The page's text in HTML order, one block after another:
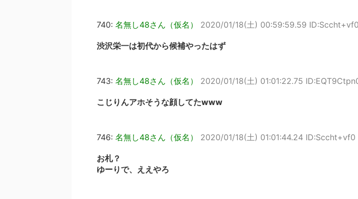
740: 名無し48さん（仮名） 2020/01/18(土) 00:59:59.59 ID:Sccht+vf0
渋沢栄一は初代から候補やったはず
743: 名無し48さん（仮名） 2020/01/18(土) 01:01:22.75
こじりんアホそうな顔してたwww
746: 名無し48さん（仮名） 2020/01/18(土) 01:01:44.24 ID:Sccht+vf0
お札？
ゆーりで、ええやろ